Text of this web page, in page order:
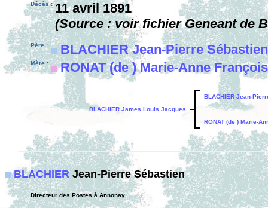
Décès : 11 avril 1891
(Source : voir fichier Geneant de
Père : BLACHIER Jean-Pierre Sébastien
Mère : RONAT (de ) Marie-Anne
BLACHIER James Louis Jacques
BLACHIER Jean-
RONAT (de ) Marie-
BLACHIERJean-Pierre Sébastien
Directeur des Postes à Annonay